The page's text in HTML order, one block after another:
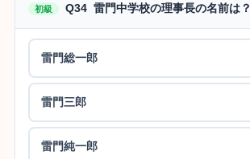
初級 Q34 雷門中学校の理事長の名前は？
雷門総一郎
雷門三郎
雷門純一郎